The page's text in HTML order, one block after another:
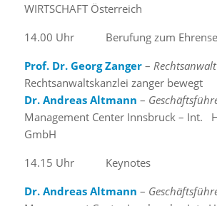
WIRTSCHAFT Österreich
14.00 Uhr Berufung zum
Prof. Dr. Georg Zanger– Rechtsanwalt
Rechtsanwaltskanzlei zanger bewegt
Dr. Andreas Altmann –
Management Center Innsbruck – Int.
GmbH
14.15 Uhr Keynotes
Dr. Andreas Altmann –